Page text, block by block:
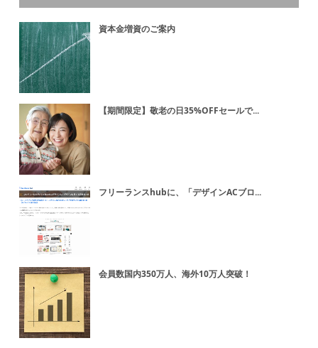
資本金増資のご案内
【期間限定】敬老の日35%OFFセールで...
フリーランスhubに、「デザインACブロ...
会員数国内350万人、海外10万人突破！